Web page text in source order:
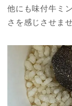
他にも味付牛ミ
さを感じさせませ